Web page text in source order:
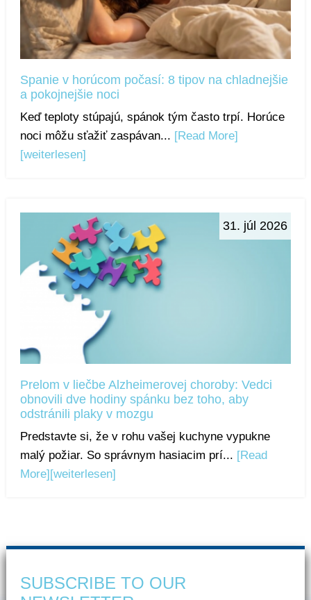
Spanie v horúcom počasí: 8 tipov na chladnejšie
a pokojnejšie noci
Keď teploty stúpajú, spánok tým často trpí. Horúce
noci môžu sťažiť zaspávan... [Read More]
[weiterlesen]
31. júl 2026
Prelom v liečbe Alzheimerovej choroby: Vedci
obnovili dve hodiny spánku bez toho, aby
odstránili plaky v mozgu
Predstavte si, že v rohu vašej kuchyne vypukne
malý požiar. So správnym hasiacim prí... [Read
More] [weiterlesen]
SUBSCRIBE TO OUR